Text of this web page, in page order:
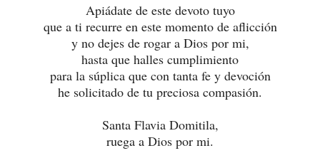
Apiádate de este devoto tuyo
que a ti recurre en este momento de aflicción
y no dejes de rogar a Dios por mi,
hasta que halles cumplimiento
para la súplica que con tanta fe y devoción
he solicitado de tu preciosa compasión.
Santa Flavia Domitila,
ruega a Dios por mi.